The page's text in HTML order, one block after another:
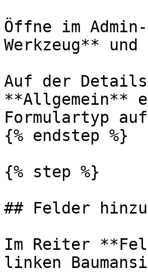
Öffne im
Werkzeug**
Auf der
**Allgemein**
Formulartyp
{% endstep %}
{% step %}
## Felder
Im Reiter
linken